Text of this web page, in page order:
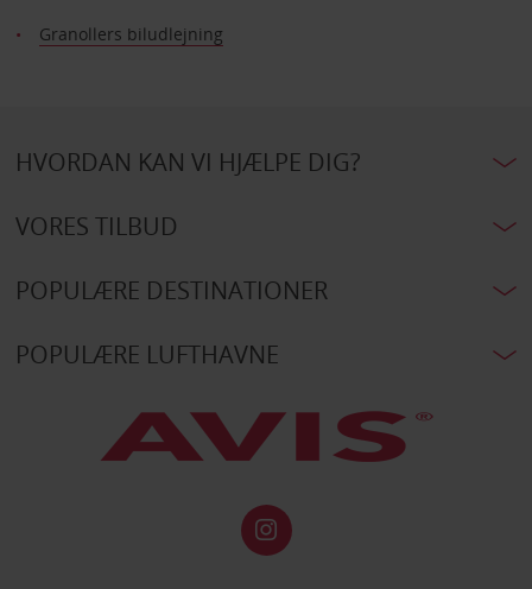
Granollers biludlejning
HVORDAN KAN VI HJÆLPE DIG?
VORES TILBUD
POPULÆRE DESTINATIONER
POPULÆRE LUFTHAVNE